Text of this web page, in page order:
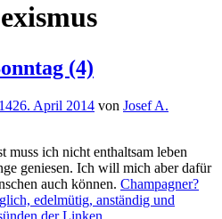
(4)
26. April 2014 von Josef A.
muss ich nicht enthaltsam leben
geniesen. Ich will mich aber dafür
auch können. Champagner?
edelmütig, anständig und
der Linken